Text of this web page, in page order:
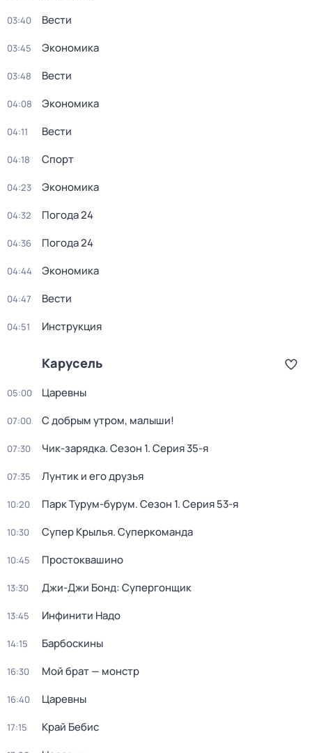
03:40 Вести
03:45 Экономика
03:48 Вести
04:08 Экономика
04:11 Вести
04:18 Спорт
04:23 Экономика
04:32 Погода 24
04:36 Погода 24
04:44 Экономика
04:47 Вести
04:51 Инструкция
Карусель
05:00 Царевны
07:00 С добрым утром, малыши!
07:30 Чик-зарядка. Сезон 1. Серия 35-я
07:35 Лунтик и его друзья
10:20 Парк Турум-бурум. Сезон 1. Серия 53-я
10:30 Супер Крылья. Суперкоманда
10:45 Простоквашино
13:30 Джи-Джи Бонд: Супергонщик
13:45 Инфинити Надо
14:15 Барбоскины
16:30 Мой брат — монстр
16:40 Царевны
17:15 Край Бебис